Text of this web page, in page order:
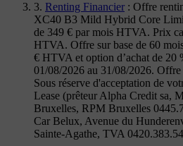
3. Renting Financier : Offre
XC40 B3 Mild Hybrid Core
de 349 € par mois HTVA. Prix
HTVA. Offre sur base de 60
€ HTVA et option d’achat de 20
01/08/2026 au 31/08/2026. Offre
Sous réserve d'acceptation de
Lease (prêteur Alpha Credit sa,
Bruxelles, RPM Bruxelles
Car Belux, Avenue du
Sainte-Agathe, TVA